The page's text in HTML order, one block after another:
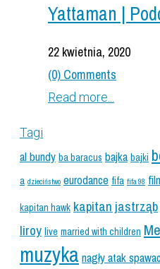
Yattaman |
22 kwietnia, 2020
(0) Comments
Read more...
Tagi
al bundy ba baracus bajka bajki
a dzieciństwo eurodance fifa fifa 98
kapitan hawk kapitan jastrząb
liroy live married with children
muzyka nagły atak